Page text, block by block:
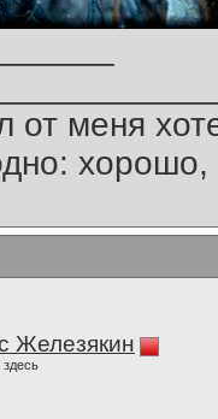
от меня
Железякин